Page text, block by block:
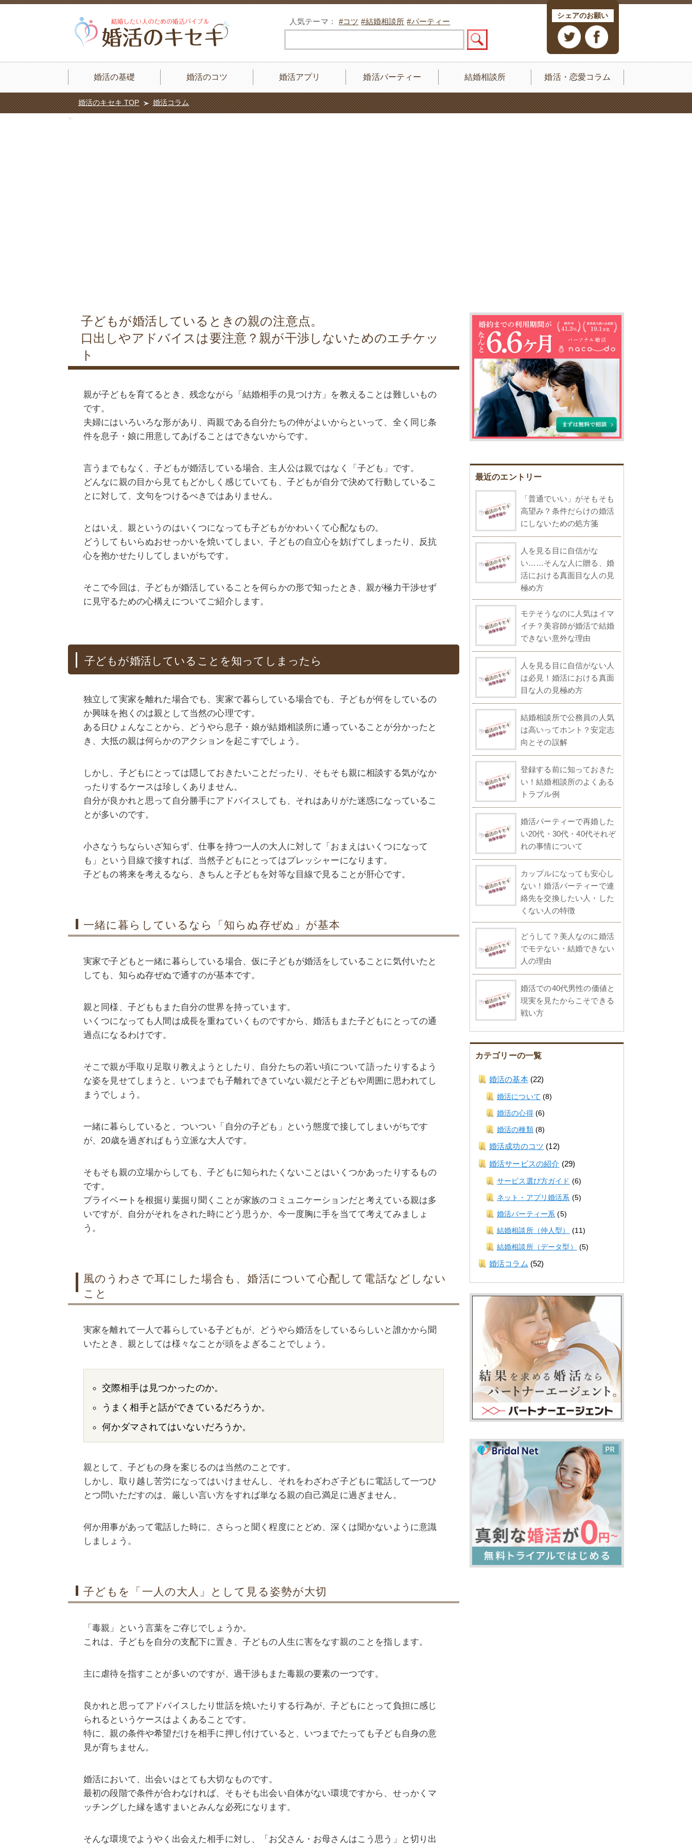
人気テーマ： #コツ #結婚相談所 #パーティー
シェアのお願い
婚活の基礎 婚活のコツ 婚活アプリ 婚活パーティー 結婚相談所 婚活・恋愛コラム
婚活のキセキ TOP 婚活コラム
子どもが婚活しているときの親の注意点。
口出しやアドバイスは要注意？親が干渉しないためのエチケッ
ト
親が子どもを育てるとき、残念ながら「結婚相手の見つけ方」を教えることは難しいもの
です。
夫婦にはいろいろな形があり、両親である自分たちの仲がよいからといって、全く同じ条
件を息子・娘に用意してあげることはできないからです。
言うまでもなく、子どもが婚活している場合、主人公は親ではなく「子ども」です。
どんなに親の目から見てもどかしく感じていても、子どもが自分で決めて行動しているこ
とに対して、文句をつけるべきではありません。
とはいえ、親というのはいくつになっても子どもがかわいくて心配なもの。
どうしてもいらぬおせっかいを焼いてしまい、子どもの自立心を妨げてしまったり、反抗
心を抱かせたりしてしまいがちです。
そこで今回は、子どもが婚活していることを何らかの形で知ったとき、親が極力干渉せず
に見守るための心構えについてご紹介します。
子どもが婚活していることを知ってしまったら
独立して実家を離れた場合でも、実家で暮らしている場合でも、子どもが何をしているの
か興味を抱くのは親として当然の心理です。
ある日ひょんなことから、どうやら息子・娘が結婚相談所に通っていることが分かったと
き、大抵の親は何らかのアクションを起こすでしょう。
しかし、子どもにとっては隠しておきたいことだったり、そもそも親に相談する気がなか
ったりするケースは珍しくありません。
自分が良かれと思って自分勝手にアドバイスしても、それはありがた迷惑になっているこ
とが多いのです。
小さなうちならいざ知らず、仕事を持つ一人の大人に対して「おまえはいくつになって
も」という目線で接すれば、当然子どもにとってはプレッシャーになります。
子どもの将来を考えるなら、きちんと子どもを対等な目線で見ることが肝心です。
一緒に暮らしているなら「知らぬ存ぜぬ」が基本
実家で子どもと一緒に暮らしている場合、仮に子どもが婚活をしていることに気付いたと
しても、知らぬ存ぜぬで通すのが基本です。
親と同様、子どももまた自分の世界を持っています。
いくつになっても人間は成長を重ねていくものですから、婚活もまた子どもにとっての通
過点になるわけです。
そこで親が手取り足取り教えようとしたり、自分たちの若い頃について語ったりするよう
な姿を見せてしまうと、いつまでも子離れできていない親だと子どもや周囲に思われてし
まうでしょう。
一緒に暮らしていると、ついつい「自分の子ども」という態度で接してしまいがちです
が、20歳を過ぎればもう立派な大人です。
そもそも親の立場からしても、子どもに知られたくないことはいくつかあったりするもの
です。
プライベートを根掘り葉掘り聞くことが家族のコミュニケーションだと考えている親は多
いですが、自分がそれをされた時にどう思うか、今一度胸に手を当てて考えてみましょ
う。
風のうわさで耳にした場合も、婚活について心配して電話などしない
こと
実家を離れて一人で暮らしている子どもが、どうやら婚活をしているらしいと誰かから聞
いたとき、親としては様々なことが頭をよぎることでしょう。
交際相手は見つかったのか。
うまく相手と話ができているだろうか。
何かダマされてはいないだろうか。
親として、子どもの身を案じるのは当然のことです。
しかし、取り越し苦労になってはいけませんし、それをわざわざ子どもに電話して一つひ
とつ問いただすのは、厳しい言い方をすれば単なる親の自己満足に過ぎません。
何か用事があって電話した時に、さらっと聞く程度にとどめ、深くは聞かないように意識
しましょう。
子どもを「一人の大人」として見る姿勢が大切
「毒親」という言葉をご存じでしょうか。
これは、子どもを自分の支配下に置き、子どもの人生に害をなす親のことを指します。
主に虐待を指すことが多いのですが、過干渉もまた毒親の要素の一つです。
良かれと思ってアドバイスしたり世話を焼いたりする行為が、子どもにとって負担に感じ
られるというケースはよくあることです。
特に、親の条件や希望だけを相手に押し付けていると、いつまでたっても子ども自身の意
見が育ちません。
婚活において、出会いはとても大切なものです。
最初の段階で条件が合わなければ、そもそも出会い自体がない環境ですから、せっかくマ
ッチングした縁を逃すまいとみんな必死になります。
そんな環境でようやく出会えた相手に対し、「お父さん・お母さんはこう思う」と切り出
最近のエントリー
「普通でいい」がそもそも
高望み？条件だらけの婚活
にしないための処方箋
人を見る目に自信がな
い……そんな人に贈る、婚
活における真面目な人の見
極め方
モテそうなのに人気はイマ
イチ？美容師が婚活で結婚
できない意外な理由
人を見る目に自信がない人
は必見！婚活における真面
目な人の見極め方
結婚相談所で公務員の人気
は高いってホント？安定志
向とその誤解
登録する前に知っておきた
い！結婚相談所のよくある
トラブル例
婚活パーティーで再婚した
い20代・30代・40代それぞ
れの事情について
カップルになっても安心し
ない！婚活パーティーで連
絡先を交換したい人・した
くない人の特徴
どうして？美人なのに婚活
でモテない・結婚できない
人の理由
婚活での40代男性の価値と
現実を見たからこそできる
戦い方
カテゴリーの一覧
婚活の基本(22)
婚活について (8)
婚活の心得(6)
婚活の種類(8)
婚活成功のコツ (12)
婚活サービスの紹介 (29)
サービス選び方ガイド (6)
ネット・アプリ婚活系 (5)
婚活パーティー系 (5)
結婚相談所（仲人型）
(11)
結婚相談所（データ型）
(5)
婚活コラム (52)